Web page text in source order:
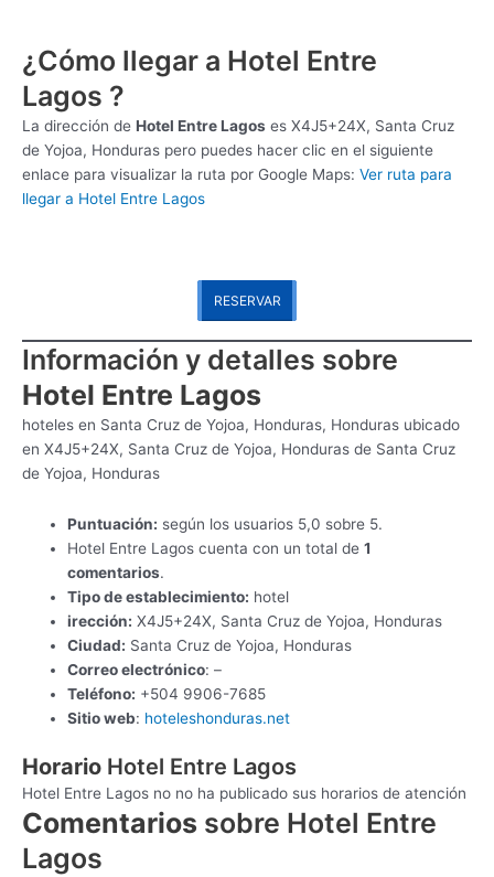
¿Cómo llegar a Hotel Entre
Lagos ?
La dirección de Hotel Entre Lagos es X4J5+24X, Santa Cruz
de Yojoa, Honduras pero puedes hacer clic en el siguiente
enlace para visualizar la ruta por Google Maps: Ver ruta para
llegar a Hotel Entre Lagos
RESERVAR
Información y detalles sobre
Hotel Entre Lagos
hoteles en Santa Cruz de Yojoa, Honduras, Honduras ubicado
en X4J5+24X, Santa Cruz de Yojoa, Honduras de Santa Cruz
de Yojoa, Honduras
Puntuación: según los usuarios 5,0 sobre 5.
Hotel Entre Lagos cuenta con un total de1
comentarios.
Tipo de establecimiento: hotel
irección: X4J5+24X, Santa Cruz de Yojoa, Honduras
Ciudad: Santa Cruz de Yojoa, Honduras
Correo electrónico: –
Teléfono: +504 9906-7685
Sitio web: hoteleshonduras.net
Horario Hotel Entre Lagos
Hotel Entre Lagos no no ha publicado sus horarios de atención
Comentarios sobre Hotel Entre
Lagos